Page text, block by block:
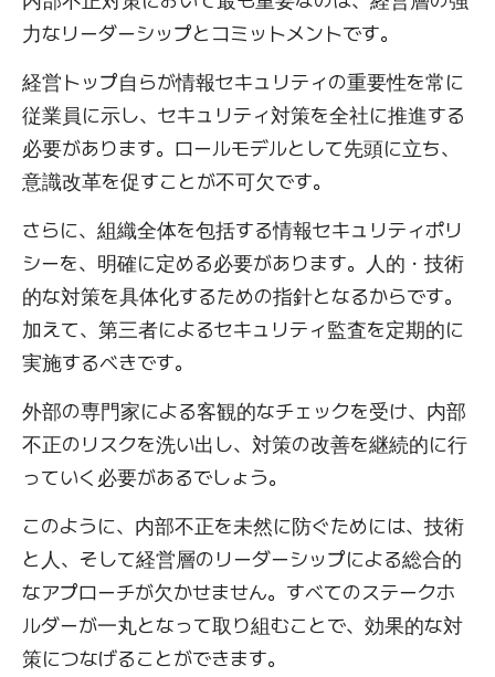
力なリーダーシップとコミットメントです。
経営トップ自らが情報セキュリティの重要性を常に
従業員に示し、セキュリティ対策を全社に推進する
必要があります。ロールモデルとして先頭に立ち、
意識改革を促すことが不可欠です。
さらに、組織全体を包括する情報セキュリティポリ
シーを、明確に定める必要があります。人的・技術
的な対策を具体化するための指針となるからです。
加えて、第三者によるセキュリティ監査を定期的に
実施するべきです。
外部の専門家による客観的なチェックを受け、内部
不正のリスクを洗い出し、対策の改善を継続的に行
っていく必要があるでしょう。
このように、内部不正を未然に防ぐためには、技術
と人、そして経営層のリーダーシップによる総合的
なアプローチが欠かせません。すべてのステークホ
ルダーが一丸となって取り組むことで、効果的な対
策につなげることができます。